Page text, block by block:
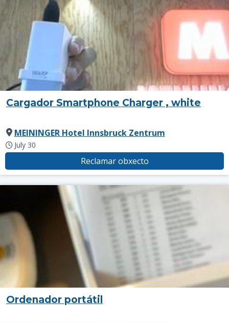
Cargador Smartphone Charger , white
MEININGER Hotel Innsbruck Zentrum
July 30
Reclamar obxecto
Ordenador portátil